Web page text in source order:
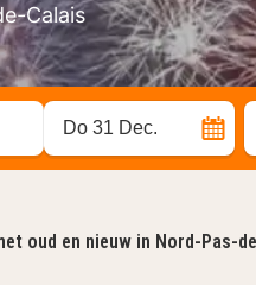
Calais
Do 31 Dec.
oud en nieuw in Nord-Pas-